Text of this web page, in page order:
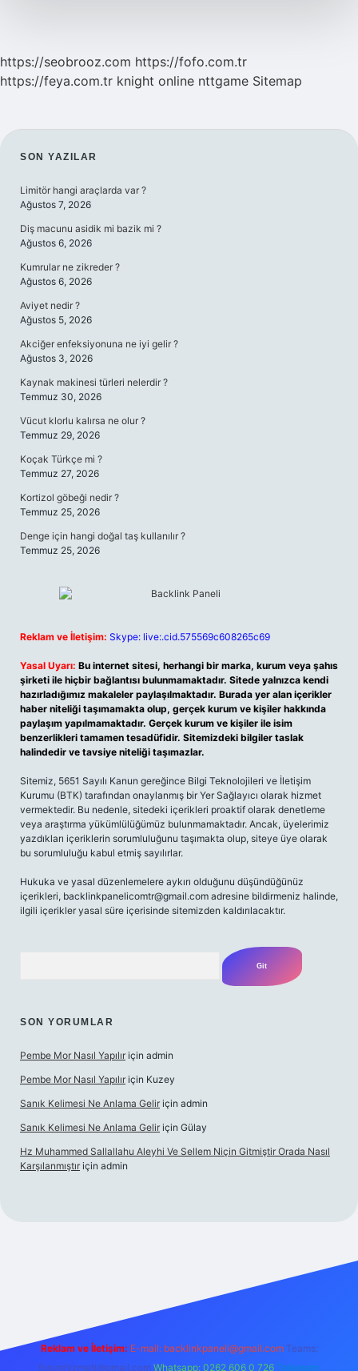
https://seobrooz.com https://fofo.com.tr
https://feya.com.tr knight online nttgame Sitemap
SIDEBAR
SON YAZILAR
Limitör hangi araçlarda var ?
Ağustos 7, 2026
Diş macunu asidik mi bazik mi ?
Ağustos 6, 2026
Kumrular ne zikreder ?
Ağustos 6, 2026
Aviyet nedir ?
Ağustos 5, 2026
Akciğer enfeksiyonuna ne iyi gelir ?
Ağustos 3, 2026
Kaynak makinesi türleri nelerdir ?
Temmuz 30, 2026
Vücut klorlu kalırsa ne olur ?
Temmuz 29, 2026
Koçak Türkçe mi ?
Temmuz 27, 2026
Kortizol göbeği nedir ?
Temmuz 25, 2026
Denge için hangi doğal taş kullanılır ?
Temmuz 25, 2026
Reklam ve İletişim: Skype: live:.cid.575569c608265c69
Yasal Uyarı: Bu internet sitesi, herhangi bir marka, kurum veya şahıs
şirketi ile hiçbir bağlantısı bulunmamaktadır. Sitede yalnızca kendi
hazırladığımız makaleler paylaşılmaktadır. Burada yer alan içerikler
haber niteliği taşımamakta olup, gerçek kurum ve kişiler hakkında
paylaşım yapılmamaktadır. Gerçek kurum ve kişiler ile isim
benzerlikleri tamamen tesadüfidir. Sitemizdeki bilgiler taslak
halindedir ve tavsiye niteliği taşımazlar.
Sitemiz, 5651 Sayılı Kanun gereğince Bilgi Teknolojileri ve İletişim
Kurumu (BTK) tarafından onaylanmış bir Yer Sağlayıcı olarak hizmet
vermektedir. Bu nedenle, sitedeki içerikleri proaktif olarak denetleme
veya araştırma yükümlülüğümüz bulunmamaktadır. Ancak, üyelerimiz
yazdıkları içeriklerin sorumluluğunu taşımakta olup, siteye üye olarak
bu sorumluluğu kabul etmiş sayılırlar.
Hukuka ve yasal düzenlemelere aykırı olduğunu düşündüğünüz
içerikleri, backlinkpanelicomtr@gmail.com adresine bildirmeniz halinde,
ilgili içerikler yasal süre içerisinde sitemizden kaldırılacaktır.
SON YORUMLAR
Pembe Mor Nasıl Yapılır için admin
Pembe Mor Nasıl Yapılır için Kuzey
Sanık Kelimesi Ne Anlama Gelir için admin
Sanık Kelimesi Ne Anlama Gelir için Gülay
Hz Muhammed Sallallahu Aleyhi Ve Sellem Niçin Gitmiştir Orada Nasıl
Karşılanmıştır için admin
Reklam ve İletişim: E-mail: backlinkpaneli@gmail.com Teams:
forumhizmeti@gmail.com Whatsapp: 0262 606 0 726 Telegram: